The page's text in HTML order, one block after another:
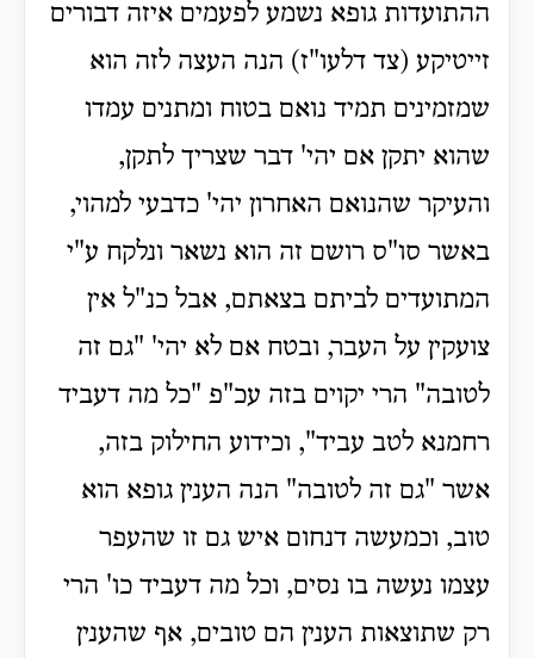
ההתועדות גופא נשמע לפעמים איזה דבורים
זייטיקע (צד דלעו"ז) הנה העצה לזה הוא
שמזמינים תמיד נואם בטוח ומתנים עמדו
שהוא יתקן אם יהי' דבר שצריך לתקן,
והעיקר שהנואם האחרון יהי' כדבעי למהוי,
באשר סו"ס רושם זה הוא נשאר ונלקח ע"י
המתועדים לביתם בצאתם, אבל כנ"ל אין
צועקין על העבר, ובטח אם לא יהי' "גם זה
לטובה" הרי יקוים בזה עכ"פ "כל מה דעביד
רחמנא לטב עביד", וכידוע החילוק בזה,
אשר "גם זה לטובה" הנה הענין גופא הוא
טוב, וכמעשה דנחום איש גם זו שהעפר
עצמו נעשה בו נסים, וכל מה דעביד כו' הרי
רק שתוצאות הענין הם טובים, אף שהענין